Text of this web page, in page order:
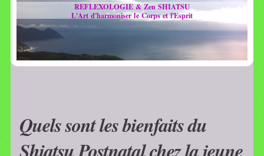
REFLEXOLOGIE & Zen SHIATSU
L'Art d'harmoniser le Corps et l'Esprit
Quels sont les bienfaits du
Shiatsu Postnatal chez la jeune